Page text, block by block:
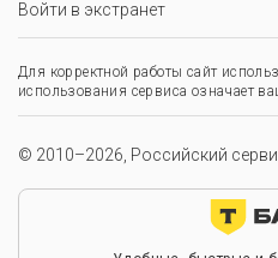
Войти в экстранет
Для корректной работы сайт
использования сервиса означает
© 2010–2026, Российский